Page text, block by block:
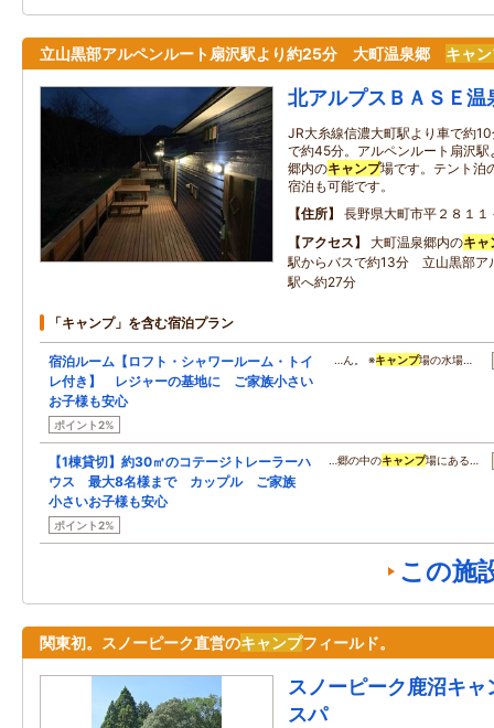
立山黒部アルペンルート扇沢駅より約25分 大町温泉郷 キャ
北アルプスＢＡＳＥ温
JR大糸線信濃大町駅より車で約
で約45分。アルペンルート扇沢
郷内のキャンプ場です。テント泊
宿泊も可能です。
住所
長野県大町市平２８１１
アクセス
大町温泉郷内のキャ
駅からバスで約13分 立山黒部ア
駅へ約27分
「キャンプ」を含む宿泊プラン
宿泊ルーム【ロフト・シャワールーム・トイ
レ付き】 レジャーの基地に ご家族小さい
お子様も安心
ポイント2%
…ん。 ※キャンプ場の水場…
【1棟貸切】約30㎡のコテージトレーラーハ
ウス 最大8名様まで カップル ご家族
小さいお子様も安心
ポイント2%
…郷の中のキャンプ場にある…
この施
関東初。スノーピーク直営のキャンプフィールド。
スノーピーク鹿沼キ
スパ